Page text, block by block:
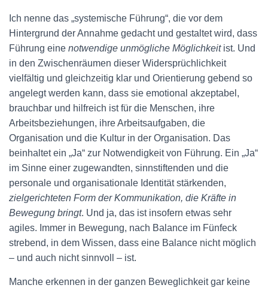
Ich nenne das „systemische Führung“, die vor dem
Hintergrund der Annahme gedacht und gestaltet wird, dass
Führung eine notwendige unmögliche Möglichkeitist. Und
in den Zwischenräumen dieser Widersprüchlichkeit
vielfältig und gleichzeitig klar und Orientierung gebend so
angelegt werden kann, dass sie emotional akzeptabel,
brauchbar und hilfreich ist für die Menschen, ihre
Arbeitsbeziehungen, ihre Arbeitsaufgaben, die
Organisation und die Kultur in der Organisation. Das
beinhaltet ein „Ja“ zur Notwendigkeit von Führung. Ein „Ja“
im Sinne einer zugewandten, sinnstiftenden und die
personale und organisationale Identität stärkenden,
zielgerichteten Form der Kommunikation, die Kräfte in
Bewegung bringt. Und ja, das ist insofern etwas sehr
agiles. Immer in Bewegung, nach Balance im Fünfeck
strebend, in dem Wissen, dass eine Balance nicht möglich
– und auch nicht sinnvoll – ist.
Manche erkennen in der ganzen Beweglichkeit gar keine